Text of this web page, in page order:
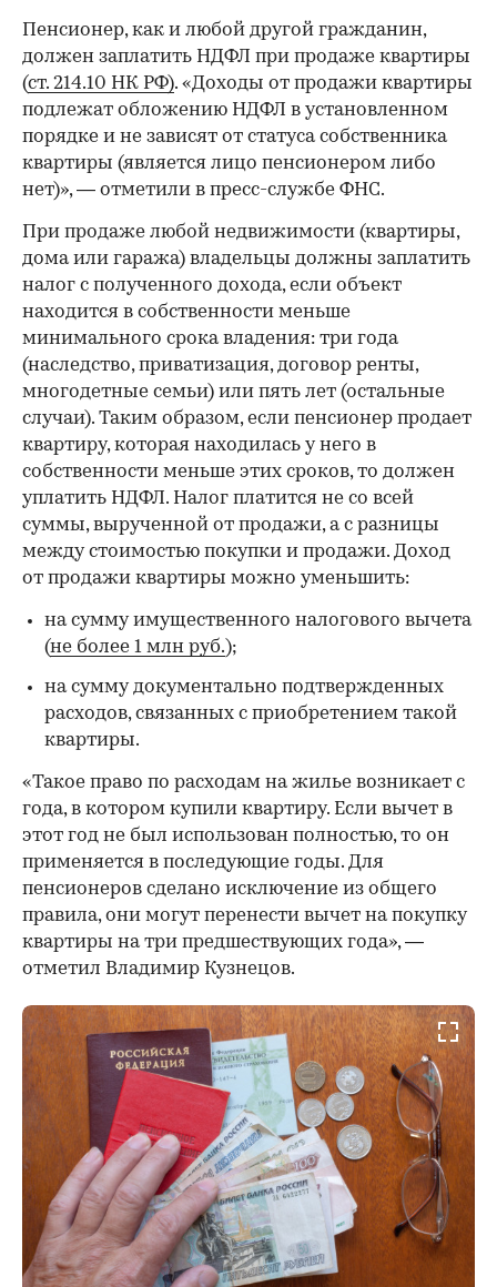
Пенсионер, как и любой другой гражданин,
должен заплатить НДФЛ при продаже квартиры
(ст. 214.10 НК РФ). «Доходы от продажи квартиры
подлежат обложению НДФЛ в установленном
порядке и не зависят от статуса собственника
квартиры (является лицо пенсионером либо
нет)», — отметили в пресс-службе ФНС.
При продаже любой недвижимости (квартиры,
дома или гаража) владельцы должны заплатить
налог с полученного дохода, если объект
находится в собственности меньше
минимального срока владения: три года
(наследство, приватизация, договор ренты,
многодетные семьи) или пять лет (остальные
случаи). Таким образом, если пенсионер продает
квартиру, которая находилась у него в
собственности меньше этих сроков, то должен
уплатить НДФЛ. Налог платится не со всей
суммы, вырученной от продажи, а с разницы
между стоимостью покупки и продажи. Доход
от продажи квартиры можно уменьшить:
на сумму имущественного налогового вычета
(не более 1 млн руб.);
на сумму документально подтвержденных
расходов, связанных с приобретением такой
квартиры.
«Такое право по расходам на жилье возникает с
года, в котором купили квартиру. Если вычет в
этот год не был использован полностью, то он
применяется в последующие годы. Для
пенсионеров сделано исключение из общего
правила, они могут перенести вычет на покупку
квартиры на три предшествующих года», —
отметил Владимир Кузнецов.